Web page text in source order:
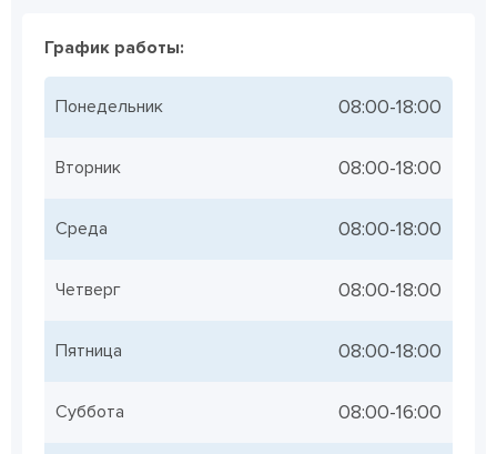
График работы:
Понедельник 08:00-18:00
Вторник 08:00-18:00
Среда 08:00-18:00
Четверг 08:00-18:00
Пятница 08:00-18:00
Суббота 08:00-16:00